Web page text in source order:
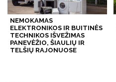
NEMOKAMAS
ELEKTRONIKOS IR BUITINĖS
TECHNIKOS IŠVEŽIMAS
PANEVĖŽIO, ŠIAULIŲ IR
TELŠIŲ RAJONUOSE